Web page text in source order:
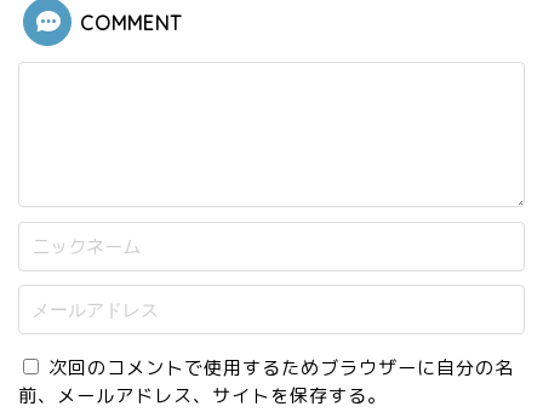
COMMENT
次回のコメントで使用するためブラウザーに自分の名
前、メールアドレス、サイトを保存する。